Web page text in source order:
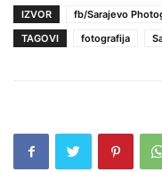
IZVOR
fb/Sarajevo
TAGOVI
fotografija